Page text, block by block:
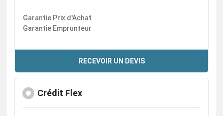
Garantie Prix d'Achat
Garantie Emprunteur
RECEVOIR UN DEVIS
Crédit Flex